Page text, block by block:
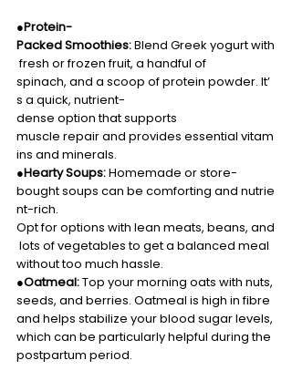
●Protein-
Packed Smoothies: Blend Greek yogurt with
fresh or frozen fruit, a handful of
spinach, and a scoop of protein powder. It’
s a quick, nutrient-
dense option that supports
muscle repair and provides essential vitam
ins and minerals.
●Hearty Soups: Homemade or store-
bought soups can be comforting and nutrie
nt-rich.
Opt for options with lean meats, beans, and
lots of vegetables to get a balanced meal
without too much hassle.
●Oatmeal: Top your morning oats with nuts,
seeds, and berries. Oatmeal is high in fibre
and helps stabilize your blood sugar levels,
which can be particularly helpful during the
postpartum period.